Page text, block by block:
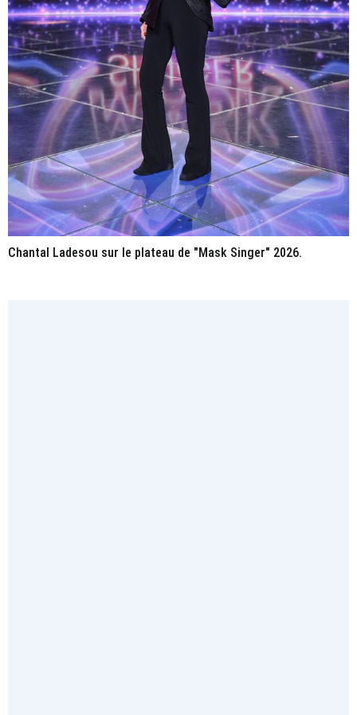
Chantal Ladesou sur le plateau de "Mask Singer" 2026.